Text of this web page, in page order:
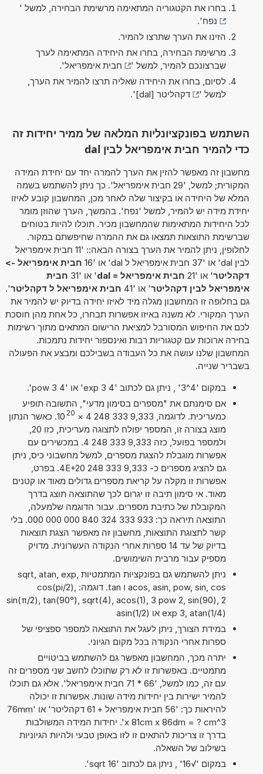
בחרו את הקטגוריה המתאימה מרשימת הבחירה, למשל '
נפח'.
הזינו את הערך שתרצו להמיר.
מרשימת הבחירה, בחרו את היחידה המתאימה לערך
שברצונכם להמיר, למשל '
חבית אימפריאל'.
לסיום, בחרו את היחידה שאליה תרצו להמיר את הערך,
למשל '
דקהליטר [dal] '.
השתמש בפונקציונליות המלאה של ממיר יחידות זה
כדי להמיר חבית אימפריאל לבין dal
מחשבון זה מאפשר להזין את הערך להמרה יחד עם יחידת המידה
המקורית; למשל, '29 חבית אימפריאל'. כך ניתן להשתמש בשמה
המלא של היחידה או בקיצור שלה לאחר מכן, המחשבון קובע לאיזו
יחידת מידה יש להמיר, למשל 'נפח'. בהמשך, הערך שהוזן מומר
לכל היחידות המתאימות שהמחשבון מכיר. תוכלו להיות בטוחים
שברשימת התוצאות תמצאו גם את ההמרה שחיפשתם במקור.
לחלופין, ניתן להמיר את הערך בצורה הבאה:: '11 חבית אימפריאל
לבין dal' או '37 חבית אימפריאל ל dal' או '16
חבית אימפריאל ->
דקהליטר' או '21 חבית אימפריאל = dal ' או '31
חבית
אימפריאל לבין דקהליטר' או '41 חבית אימפריאל ל דקהליטר'.
גם בחלופה זו המחשבון מגלה מיד לאיזו יחידה בדיוק יש להמיר את
הערך המקורי. לא משנה באיזו אפשרות תבחרו, כל אחת מהן חוסכת
לכם את החיפוש המסורבל למציאת הרישום המתאים מתוך רשימות
בחירה ארוכות עם קטגוריות רבות ואינספור יחידות נתמכות.
המחשבון שלנו עושה את כל העבודה בשבילכם ומבצע את הפעולה
בשבריר שנייה.
במקום '4^3' , ניתן גם לכתוב '4 exp 3' או '4 pow 3'.
אם סימנתם את "מספרים בסימון מדעי", התשובה תופיע
כמעריכית. לדוגמה, 9,333 333 248 4
×
10 20
. כאשר הנתון
ולמספר בפועל, כזה 9,333 333 248 4. במכשירים עם
אפשרות מוגבלת להצגת מספרים, למשל מחשבוני כיס, ניתן
גם להציג מספרים כ- 9,333 333 248 4E+20. בפרט,
אפשרות זו מקלה על קריאת מספרים גדולים מאוד או קטנים
מאוד. אי סימון תיבה זו יגרום לכך שהתוצאה תוצג בדרך
המקובלת של כתיבת מספרים. עבור הדוגמה שלמעלה,
התוצאה תיראה כך: 933 333 324 840 000 000 000. בלי
קשר לתצוגת התוצאות, מחשבון זה מאפשר הצגת תוצאות
בדיוק של עד 14 ספרות אחרי הנקודה העשרונית. מדויק
מספיק עבור מרבית השימושים.
ניתן להשתמש גם בפונקציות המתמטיות sqrt, atan, exp,
acos, asin, pow, sin, cos ו tan. דוגמה: cos(pi/2),
sin(π/2), tan(90°), sqrt(4), acos(1), 3 pow 2, sin(90), 2
exp 3, atan(1/4) או asin(1/2)
במידת הצורך, ניתן לעגל את התוצאה למספר ספציפי של
ספרות אחרי הנקודה בכל מקום הגיוני.
יתרה מכך, המחשבון מאפשר גם להשתמש בביטויים
מתמטיים. באפשרות זו לא רק שתוכלו לחשב שני מספרים זה
עם זה, כמו למשל, '66 * 71 חבית אימפריאל'. אלא גם תוכלו
להמיר ישירות בין יחידות מידה שונות. אפשרות זו יכולה
להיראות כך: '56 חבית אימפריאל + 61 דקהליטר' או '76mm
x 81cm x 86dm = ? cm^3'. יחידות המידה המשולבות
בדרך זו צריכות להתאים זו לזו באופן טבעי ולהיות הגיוניות
בשילוב של השאלה.
במקום '√16' , ניתן גם לכתוב 'sqrt 16'.